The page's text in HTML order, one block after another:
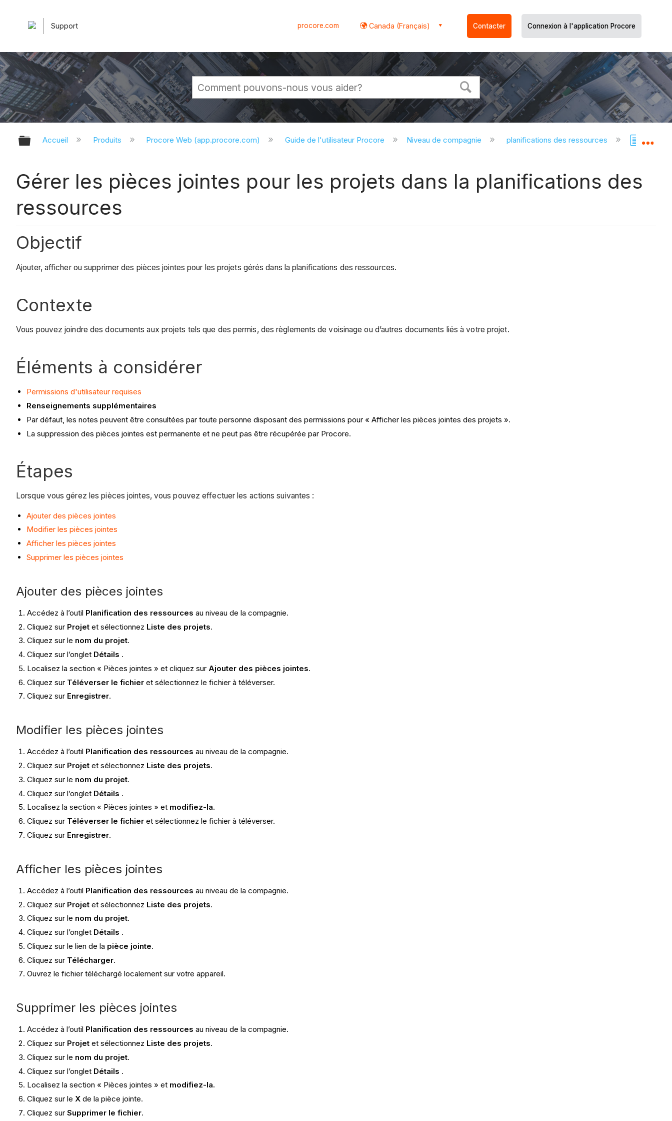
Support procore.com Canada (Français) Contacter Connexion à l'application Procore
Développer/réduire la hiérarchie globale
Accueil Produits Procore Web (app.procore.com) Guide de l'utilisateur Procore Niveau de compagnie planifications des ressources
Gérer les pièces jointes pour les projets dans la planifications des
ressources
Objectif
Ajouter, afficher ou supprimer des pièces jointes pour les projets gérés dans la planifications des ressources.
Contexte
Vous pouvez joindre des documents aux projets tels que des permis, des règlements de voisinage ou d’autres documents liés à votre projet.
Éléments à considérer
Permissions d'utilisateur requises
Renseignements supplémentaires
Par défaut, les notes peuvent être consultées par toute personne disposant des permissions pour « Afficher les pièces jointes des projets ».
La suppression des pièces jointes est permanente et ne peut pas être récupérée par Procore.
Étapes
Lorsque vous gérez les pièces jointes, vous pouvez effectuer les actions suivantes :
Ajouter des pièces jointes
Modifier les pièces jointes
Afficher les pièces jointes
Supprimer les pièces jointes
Ajouter des pièces jointes
Accédez à l’outil Planification des ressources au niveau de la compagnie.
Cliquez sur Projet et sélectionnez Liste des projets.
Cliquez sur le nom du projet.
Cliquez sur l’onglet Détails .
Localisez la section « Pièces jointes » et cliquez sur Ajouter des pièces jointes.
Cliquez sur Téléverser le fichier et sélectionnez le fichier à téléverser.
Cliquez sur Enregistrer.
Modifier les pièces jointes
Accédez à l’outil Planification des ressources au niveau de la compagnie.
Cliquez sur Projet et sélectionnez Liste des projets.
Cliquez sur le nom du projet.
Cliquez sur l’onglet Détails .
Localisez la section « Pièces jointes » et modifiez-la.
Cliquez sur Téléverser le fichier et sélectionnez le fichier à téléverser.
Cliquez sur Enregistrer.
Afficher les pièces jointes
Accédez à l’outil Planification des ressources au niveau de la compagnie.
Cliquez sur Projet et sélectionnez Liste des projets.
Cliquez sur le nom du projet.
Cliquez sur l’onglet Détails .
Cliquez sur le lien de la pièce jointe.
Cliquez sur Télécharger.
Ouvrez le fichier téléchargé localement sur votre appareil.
Supprimer les pièces jointes
Accédez à l’outil Planification des ressources au niveau de la compagnie.
Cliquez sur Projet et sélectionnez Liste des projets.
Cliquez sur le nom du projet.
Cliquez sur l’onglet Détails .
Localisez la section « Pièces jointes » et modifiez-la.
Cliquez sur leX de la pièce jointe.
Cliquez surSupprimer le fichier.